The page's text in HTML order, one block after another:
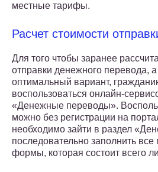
местные тарифы.
Расчет стоимости
Для того чтобы заранее
отправки денежного перевода,
оптимальный вариант,
воспользоваться онлайн-
«Денежные переводы».
можно без регистрации на
необходимо зайти в раздел
последовательно заполнить все
формы, которая состоит всего